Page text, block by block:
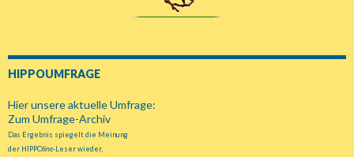
HIPPOUMFRAGE
Hier unsere aktuelle Umfrage:
Zum Umfrage-Archiv
Das Ergebnis spiegelt die Meinung
der HIPPOline-Leser wieder,